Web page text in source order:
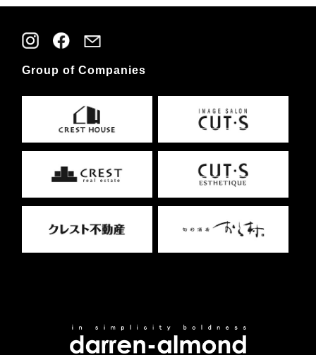
Group of Companies